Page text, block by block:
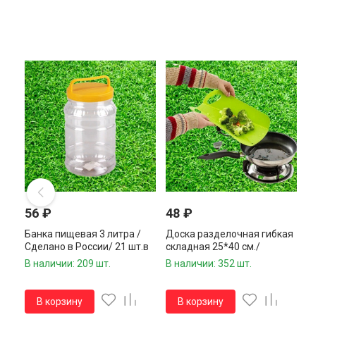
56 ₽
Банка пищевая 3 литра /
Сделано в России/ 21 шт.в
упаковке/1 шт.
В наличии: 209 шт.
В корзину
48 ₽
Доска разделочная гибкая
складная 25*40 см./
Сделано в России/ 1 шт.
В наличии: 352 шт.
В корзину